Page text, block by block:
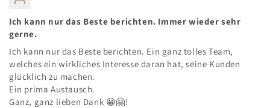
Ich kann nur das Beste berichten. Immer wieder sehr
gerne.
Ich kann nur das Beste berichten. Ein ganz tolles Team,
welches ein wirkliches Interesse daran hat, seine Kunden
glücklich zu machen.
Ein prima Austausch.
Ganz, ganz lieben Dank 😀🤗!